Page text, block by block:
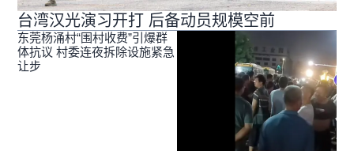
台湾汉光演习开打 后备动员规模空前
东莞杨涌村“围村收费”引爆群
体抗议 村委连夜拆除设施紧急
让步